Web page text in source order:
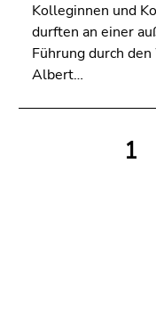
Kolleginnen und
durften an einer
Führung durch
Albert…
1